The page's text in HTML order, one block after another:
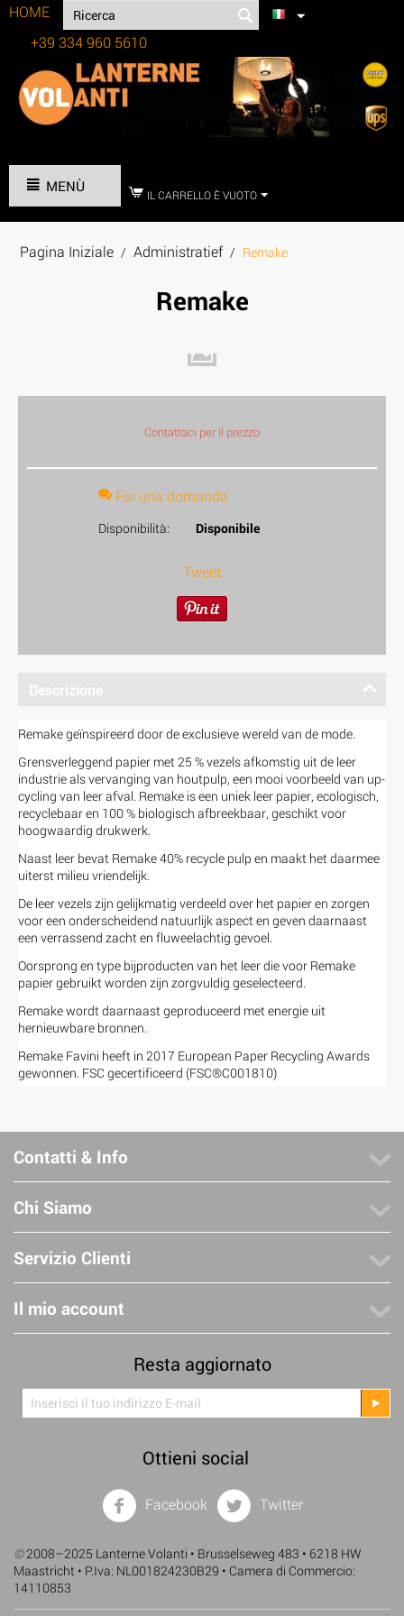
HOME
+39 334 960 5610
MENÙ IL CARRELLO È VUOTO
Pagina Iniziale / Administratief / Remake
Remake
Contattaci per il prezzo
Fai una domanda
Disponibilità: Disponibile
Tweet
Descrizione
Remake geïnspireerd door de exclusieve wereld van de mode.
Grensverleggend papier met 25 % vezels afkomstig uit de leer
industrie als vervanging van houtpulp, een mooi voorbeeld van up-
cycling van leer afval. Remake is een uniek leer papier, ecologisch,
recyclebaar en 100 % biologisch afbreekbaar, geschikt voor
hoogwaardig drukwerk.
Naast leer bevat Remake 40% recycle pulp en maakt het daarmee
uiterst milieu vriendelijk.
De leer vezels zijn gelijkmatig verdeeld over het papier en zorgen
voor een onderscheidend natuurlijk aspect en geven daarnaast
een verrassend zacht en fluweelachtig gevoel.
Oorsprong en type bijproducten van het leer die voor Remake
papier gebruikt worden zijn zorgvuldig geselecteerd.
Remake wordt daarnaast geproduceerd met energie uit
hernieuwbare bronnen.
Remake Favini heeft in 2017 European Paper Recycling Awards
gewonnen. FSC gecertificeerd (FSC®C001810)
Contatti & Info
Chi Siamo
Servizio Clienti
Il mio account
Resta aggiornato
Ottieni social
Facebook Twitter
©2008–2025 Lanterne Volanti • Brusselseweg 483 • 6218 HW
Maastricht • P.Iva: NL001824230B29 • Camera di Commercio:
14110853